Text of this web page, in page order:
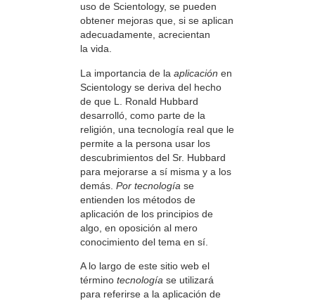
uso de Scientology, se pueden
obtener mejoras que, si se aplican
adecuadamente, acrecientan
la vida.
La importancia de la aplicación en
Scientology se deriva del hecho
de que L. Ronald Hubbard
desarrolló, como parte de la
religión, una tecnología real que le
permite a la persona usar los
descubrimientos del Sr. Hubbard
para mejorarse a sí misma y a los
demás. Por tecnología se
entienden los métodos de
aplicación de los principios de
algo, en oposición al mero
conocimiento del tema en sí.
A lo largo de este sitio web el
término tecnología se utilizará
para referirse a la aplicación de